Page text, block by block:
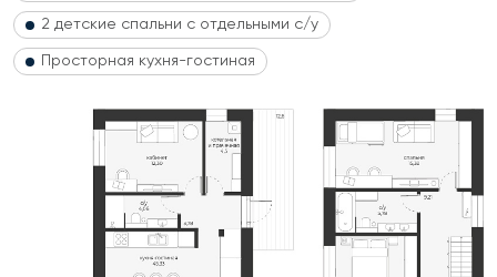
2 детские спальни с отдельными с/у
Просторная кухня-гостиная